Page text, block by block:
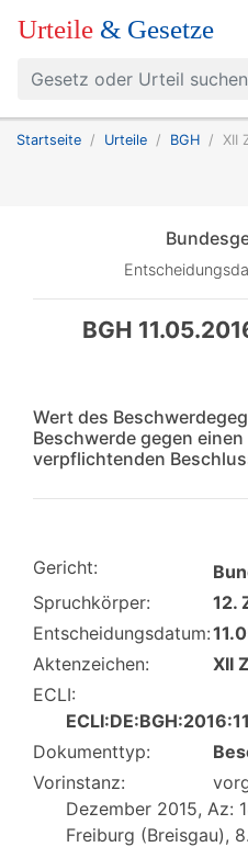
Urteile & Gesetze
Startseite Urteile BGH XII
BGH
Wert des
Beschwerde gegen
verpflichtenden
Gericht:
Spruchkörper:
12.
Entscheidungsdatum:
Aktenzeichen:
XII
ECLI:
Dokumenttyp:
Vorinstanz:
Dezember 2015, Az:
Freiburg (Breisgau),